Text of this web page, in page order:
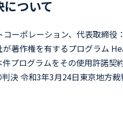
ついて
ーポレーション、代表取締
著作権を有するプログラム
プログラムをその使用許諾
決 令和3年3月24日東京地方